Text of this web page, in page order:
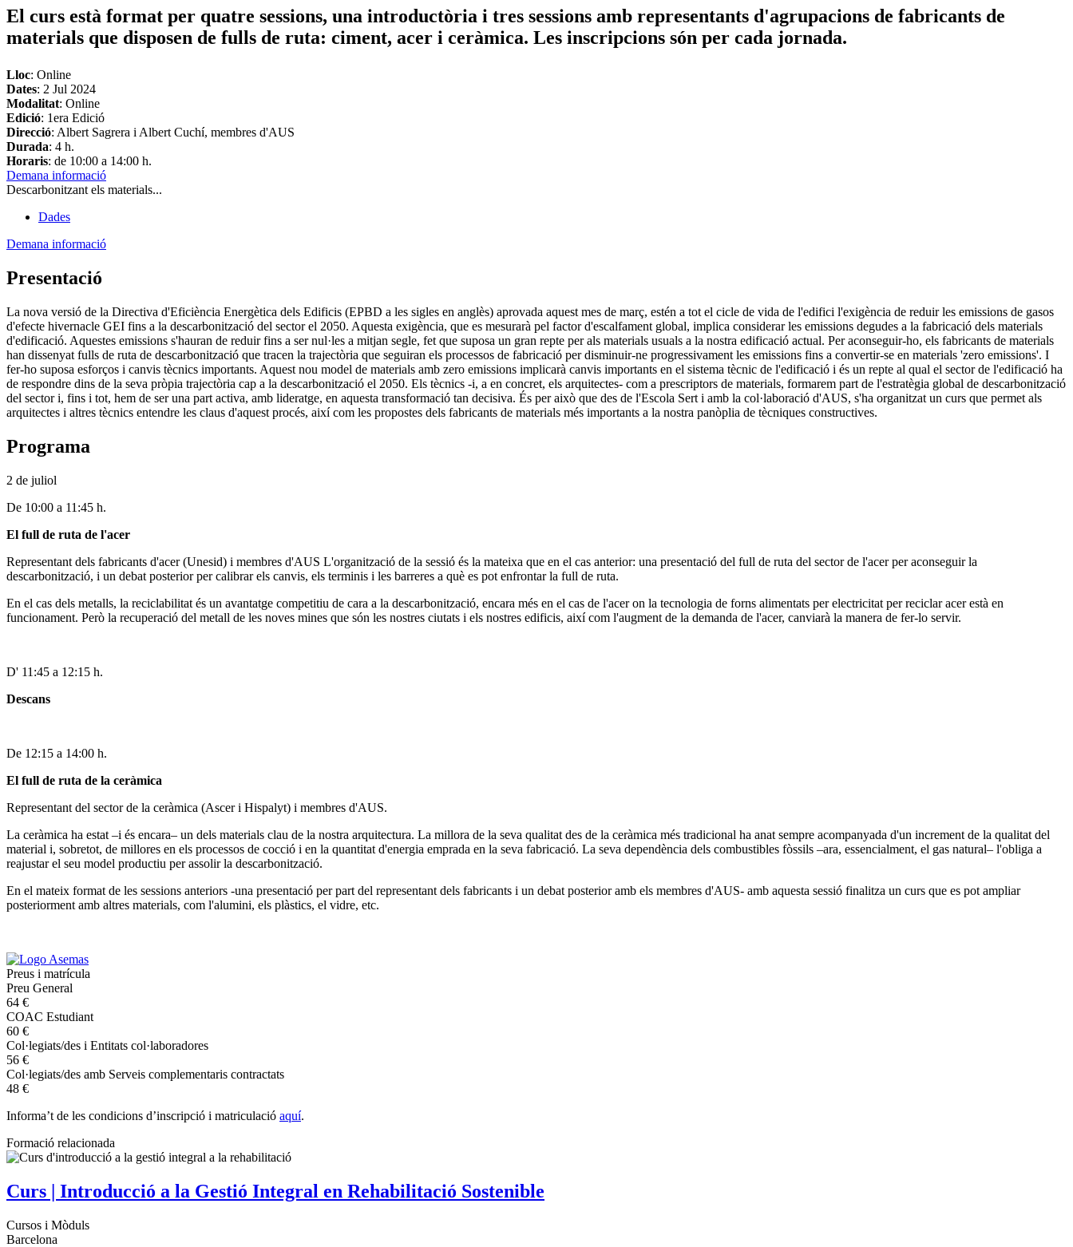
El curs està format per quatre sessions, una introductòria i tres sessions amb representants d'agrupacions de fabricants de
materials que disposen de fulls de ruta: ciment, acer i ceràmica. Les inscripcions són per cada jornada.
Lloc: Online
Dates: 2 Jul 2024
Modalitat: Online
Edició: 1era Edició
Direcció: Albert Sagrera i Albert Cuchí, membres d'AUS
Durada: 4 h.
Horaris: de 10:00 a 14:00 h.
Demana informació
Descarbonitzant els materials...
Dades
Demana informació
Presentació
La nova versió de la Directiva d'Eficiència Energètica dels Edificis (EPBD a les sigles en anglès) aprovada aquest mes de març, estén a tot el cicle de vida de l'edifici l'exigència de reduir les emissions de gasos
d'efecte hivernacle GEI fins a la descarbonització del sector el 2050. Aquesta exigència, que es mesurarà pel factor d'escalfament global, implica considerar les emissions degudes a la fabricació dels materials
d'edificació. Aquestes emissions s'hauran de reduir fins a ser nul·les a mitjan segle, fet que suposa un gran repte per als materials usuals a la nostra edificació actual. Per aconseguir-ho, els fabricants de materials
han dissenyat fulls de ruta de descarbonització que tracen la trajectòria que seguiran els processos de fabricació per disminuir-ne progressivament les emissions fins a convertir-se en materials 'zero emissions'. I
fer-ho suposa esforços i canvis tècnics importants. Aquest nou model de materials amb zero emissions implicarà canvis importants en el sistema tècnic de l'edificació i és un repte al qual el sector de l'edificació ha
de respondre dins de la seva pròpia trajectòria cap a la descarbonització el 2050. Els tècnics -i, a en concret, els arquitectes- com a prescriptors de materials, formarem part de l'estratègia global de descarbonització
del sector i, fins i tot, hem de ser una part activa, amb lideratge, en aquesta transformació tan decisiva. És per això que des de l'Escola Sert i amb la col·laboració d'AUS, s'ha organitzat un curs que permet als
arquitectes i altres tècnics entendre les claus d'aquest procés, així com les propostes dels fabricants de materials més importants a la nostra panòplia de tècniques constructives.
Programa
2 de juliol
De 10:00 a 11:45 h.
El full de ruta de l'acer
Representant dels fabricants d'acer (Unesid) i membres d'AUS L'organització de la sessió és la mateixa que en el cas anterior: una presentació del full de ruta del sector de l'acer per aconseguir la
descarbonització, i un debat posterior per calibrar els canvis, els terminis i les barreres a què es pot enfrontar la full de ruta.
En el cas dels metalls, la reciclabilitat és un avantatge competitiu de cara a la descarbonització, encara més en el cas de l'acer on la tecnologia de forns alimentats per electricitat per reciclar acer està en
funcionament. Però la recuperació del metall de les noves mines que són les nostres ciutats i els nostres edificis, així com l'augment de la demanda de l'acer, canviarà la manera de fer-lo servir.
D' 11:45 a 12:15 h.
Descans
De 12:15 a 14:00 h.
El full de ruta de la ceràmica
Representant del sector de la ceràmica (Ascer i Hispalyt) i membres d'AUS.
La ceràmica ha estat –i és encara– un dels materials clau de la nostra arquitectura. La millora de la seva qualitat des de la ceràmica més tradicional ha anat sempre acompanyada d'un increment de la qualitat del
material i, sobretot, de millores en els processos de cocció i en la quantitat d'energia emprada en la seva fabricació. La seva dependència dels combustibles fòssils –ara, essencialment, el gas natural– l'obliga a
reajustar el seu model productiu per assolir la descarbonització.
En el mateix format de les sessions anteriors -una presentació per part del representant dels fabricants i un debat posterior amb els membres d'AUS- amb aquesta sessió finalitza un curs que es pot ampliar
posteriorment amb altres materials, com l'alumini, els plàstics, el vidre, etc.
Preus i matrícula
Preu General
64 €
COAC Estudiant
60 €
Col·legiats/des i Entitats col·laboradores
56 €
Col·legiats/des amb Serveis complementaris contractats
48 €
Informa’t de les condicions d’inscripció i matriculació aquí.
Formació relacionada
Curs | Introducció a la Gestió Integral en Rehabilitació Sostenible
Cursos i Mòduls
Barcelona